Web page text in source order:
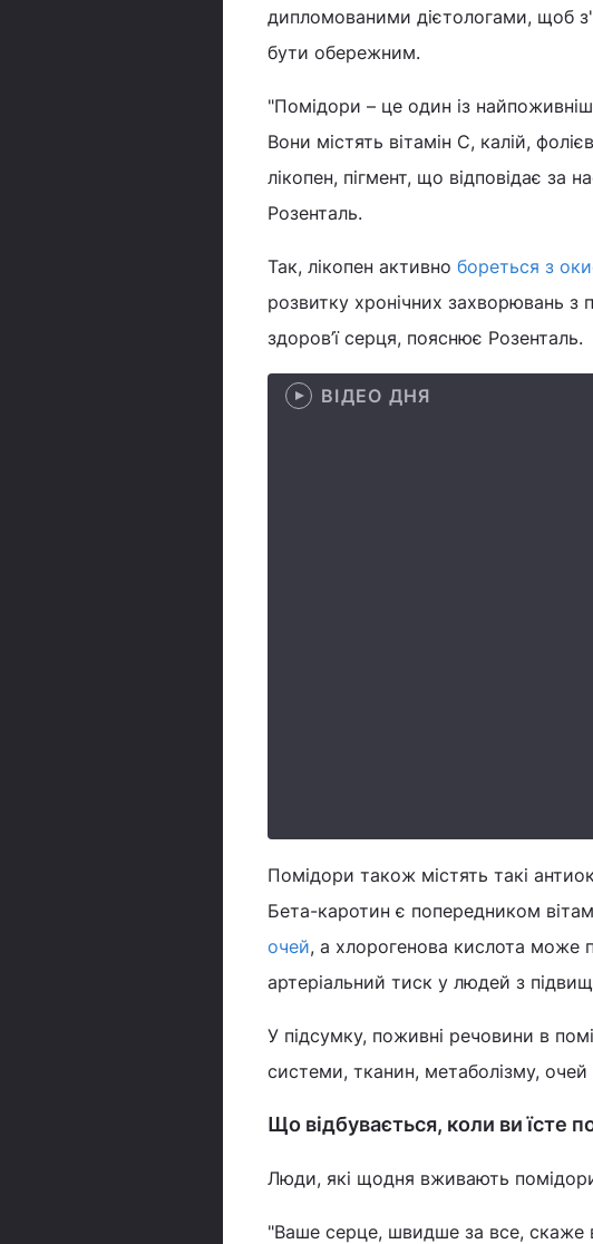
дипломованими дієтологами, щоб
бути обережним.
"Помідори – це один із
Вони містять вітамін С, калій,
лікопен, пігмент, що відповідає за
Розенталь.
Так, лікопен активно бореться з
розвитку хронічних захворювань з
здоров’ї серця, пояснює Розенталь.
ВІДЕО ДНЯ
Помідори також містять такі
Бета-каротин є попередником
очей, а хлорогенова кислота може
артеріальний тиск у людей з
У підсумку, поживні речовини в
системи, тканин, метаболізму, очей
Що відбувається, коли ви їсте
Люди, які щодня вживають
"Ваше серце, швидше за все, скаже